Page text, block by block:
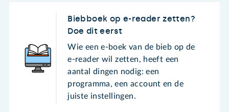
Biebboek op e-reader zetten?
Doe dit eerst
Wie een e-boek van de bieb op de
e-reader wil zetten, heeft een
aantal dingen nodig: een
programma, een account en de
juiste instellingen.